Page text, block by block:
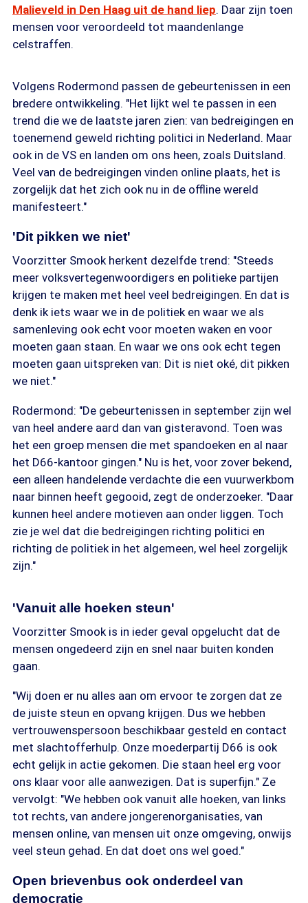
Malieveld in Den Haag uit de hand liep. Daar zijn toen
mensen voor veroordeeld tot maandenlange
celstraffen.
Volgens Rodermond passen de gebeurtenissen in een
bredere ontwikkeling. "Het lijkt wel te passen in een
trend die we de laatste jaren zien: van bedreigingen en
toenemend geweld richting politici in Nederland. Maar
ook in de VS en landen om ons heen, zoals Duitsland.
Veel van de bedreigingen vinden online plaats, het is
zorgelijk dat het zich ook nu in de offline wereld
manifesteert."
'Dit pikken we niet'
Voorzitter Smook herkent dezelfde trend: "Steeds
meer volksvertegenwoordigers en politieke partijen
krijgen te maken met heel veel bedreigingen. En dat is
denk ik iets waar we in de politiek en waar we als
samenleving ook echt voor moeten waken en voor
moeten gaan staan. En waar we ons ook echt tegen
moeten gaan uitspreken van: Dit is niet oké, dit pikken
we niet."
Rodermond: "De gebeurtenissen in september zijn wel
van heel andere aard dan van gisteravond. Toen was
het een groep mensen die met spandoeken en al naar
het D66-kantoor gingen." Nu is het, voor zover bekend,
een alleen handelende verdachte die een vuurwerkbom
naar binnen heeft gegooid, zegt de onderzoeker. "Daar
kunnen heel andere motieven aan onder liggen. Toch
zie je wel dat die bedreigingen richting politici en
richting de politiek in het algemeen, wel heel zorgelijk
zijn."
'Vanuit alle hoeken steun'
Voorzitter Smook is in ieder geval opgelucht dat de
mensen ongedeerd zijn en snel naar buiten konden
gaan.
"Wij doen er nu alles aan om ervoor te zorgen dat ze
de juiste steun en opvang krijgen. Dus we hebben
vertrouwenspersoon beschikbaar gesteld en contact
met slachtofferhulp. Onze moederpartij D66 is ook
echt gelijk in actie gekomen. Die staan heel erg voor
ons klaar voor alle aanwezigen. Dat is superfijn." Ze
vervolgt: "We hebben ook vanuit alle hoeken, van links
tot rechts, van andere jongerenorganisaties, van
mensen online, van mensen uit onze omgeving, onwijs
veel steun gehad. En dat doet ons wel goed."
Open brievenbus ook onderdeel van
democratie